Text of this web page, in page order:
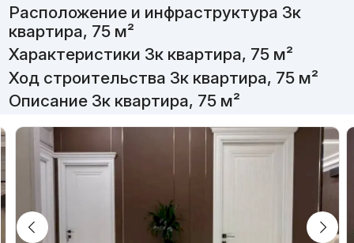
Расположение и инфраструктура 3к
квартира, 75 м²
Характеристики 3к квартира, 75 м²
Ход строительства 3к квартира, 75 м²
Описание 3к квартира, 75 м²